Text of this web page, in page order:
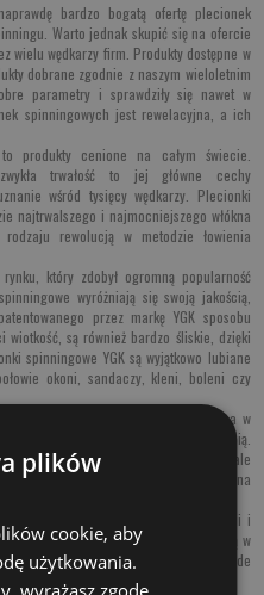
bardzo bogatą ofertę plecionek
Warto jednak skupić się na ofercie
wielu wędkarzy firm. Produkty dostępne w
dobrane zgodnie z naszym wieloletnim
parametry i sprawdziły się nawet w
spinningowych jest rewelacyjna, a ich
to produkty cenione na całym świecie.
trwałość to jej główne cechy
wśród tysięcy wędkarzy. Plecionki
najtrwalszego i najmocniejszego włókna
rewolucją w metodzie łowienia
który zdobył ogromną popularność
wyróżniają się swoją jakością,
przez markę YGK sposobu
są również bardzo śliskie, dzięki
spinningowe YGK są wyjątkowo lubiane
okoni, sandaczy, kleni, boleni czy
są w Stanach Zjednoczonych, a w
trwałością i niezawodnością.
sprawia, że plecionka ta doskonale
Dodatkowo, spokojnie wystarczy na
, które pochodzą z Japonii i
wędkarskich, które dostępne są w
tylko dużą wytrzymałością, ale przede
plików
cookie, aby
użytkowania.
wyrażasz zgodę